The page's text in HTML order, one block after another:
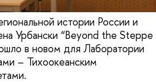
истории России и
Урбански “Beyond the Steppe
в новом для Лаборатории
– Тихоокеанским